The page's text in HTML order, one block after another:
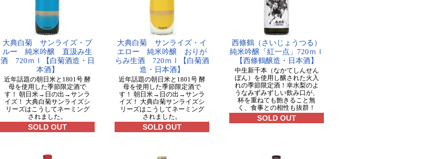
大典白菊 サンライズ・ブ
ルー 純米吟醸 直汲み生
酒 720ｍｌ【白菊酒造・日
本酒】
近年話題の朝日米と1801号 酵
母を使用した季節限定酒で
す！ 朝日米→日の出→サンラ
イズ！ 大典白菊サンライズシ
リーズはこうしてネーミング
されました。
SOLD OUT
大典白菊 サンライズ・イ
エロー 純米吟醸 おりが
らみ生酒 720ｍｌ【白菊酒
造・日本酒】
近年話題の朝日米と1801号 酵
母を使用した季節限定酒で
す！ 朝日米→日の出→サンラ
イズ！ 大典白菊サンライズシ
リーズはこうしてネーミング
されました。
SOLD OUT
西條鶴（さいじょうつる）
純米吟醸「紅一点」720ｍｌ
【西條鶴醸造・日本酒】
中生新千本（なかてしんせん
ぼん）を使用し醸された火入
れの季節限定酒！幸水梨のよ
うなみずみずしい飲み口が、
杯を重ねても飽きること無
く、食事との相性も抜群！
SOLD OUT